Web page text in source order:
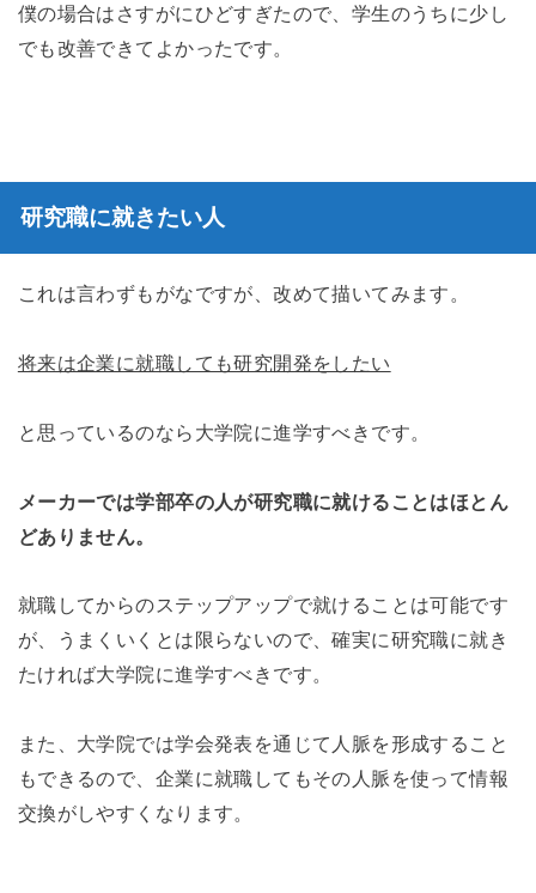
僕の場合はさすがにひどすぎたので、学生のうちに少し
でも改善できてよかったです。
研究職に就きたい人
これは言わずもがなですが、改めて描いてみます。
将来は企業に就職しても研究開発をしたい
と思っているのなら大学院に進学すべきです。
メーカーでは学部卒の人が研究職に就けることはほとん
どありません。
就職してからのステップアップで就けることは可能です
が、うまくいくとは限らないので、確実に研究職に就き
たければ大学院に進学すべきです。
また、大学院では学会発表を通じて人脈を形成すること
もできるので、企業に就職してもその人脈を使って情報
交換がしやすくなります。